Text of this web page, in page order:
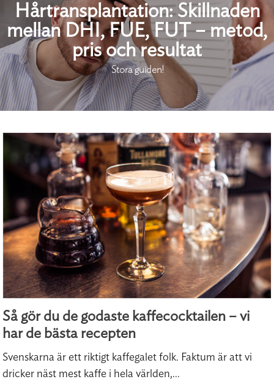
Hårtransplantation: Skillnaden
mellan DHI, FUE, FUT – metod,
pris och resultat
Stora guiden!
Så gör du de godaste kaffecocktailen – vi
har de bästa recepten
Svenskarna är ett riktigt kaffegalet folk. Faktum är att vi
dricker näst mest kaffe i hela världen,...